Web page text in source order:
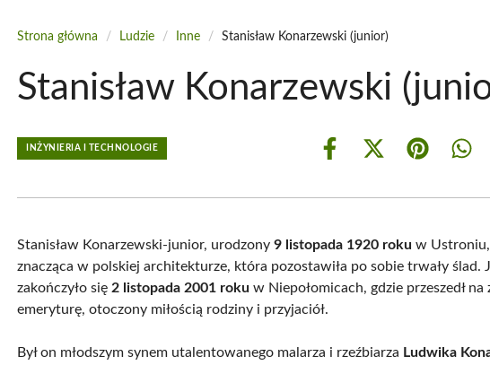
Strona główna / Ludzie / Inne / Stanisław Konarzewski (junior)
Stanisław Konarzewski
INŻYNIERIA I TECHNOLOGIE
Share
Share
(Twitter)
Share
Stanisław Konarzewski-junior, urodzony9 listopada 1920 roku w
znacząca w polskiej architekturze, która pozostawiła po sobie trwały ślad.
zakończyło się 2 listopada 2001 roku w Niepołomicach, gdzie przeszedł na
emeryturę, otoczony miłością rodziny i przyjaciół.
Był on młodszym synem utalentowanego malarza i rzeźbiarza Ludwika